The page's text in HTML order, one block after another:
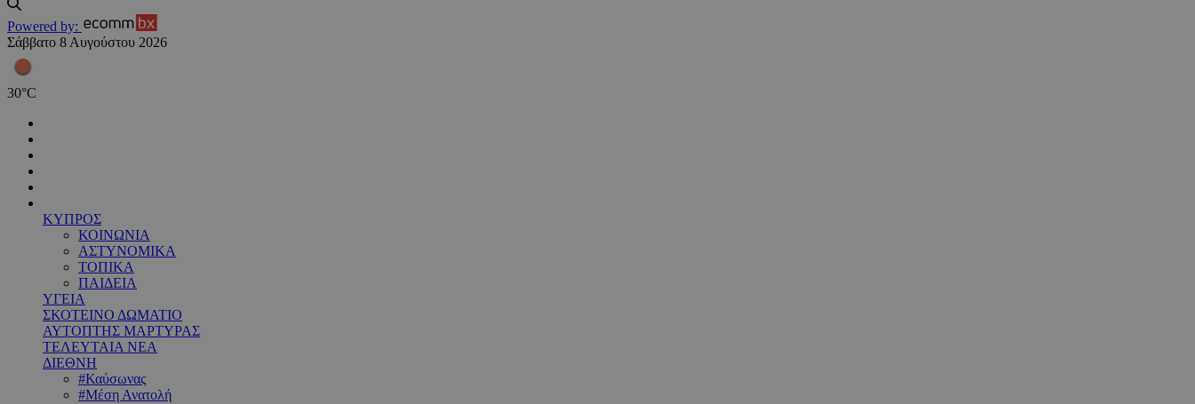
Powered by:
Σάββατο 8 Αυγούστου 2026
30°C
ΚΥΠΡΟΣ
ΚΟΙΝΩΝΙΑ
ΑΣΤΥΝΟΜΙΚΑ
ΤΟΠΙΚΑ
ΠΑΙΔΕΙΑ
ΥΓΕΙΑ
ΣΚΟΤΕΙΝΟ ΔΩΜΑΤΙΟ
ΑΥΤΟΠΤΗΣ ΜΑΡΤΥΡΑΣ
ΤΕΛΕΥΤΑΙΑ ΝΕΑ
ΔΙΕΘΝΗ
#Καύσωνας
#Μέση Ανατολή